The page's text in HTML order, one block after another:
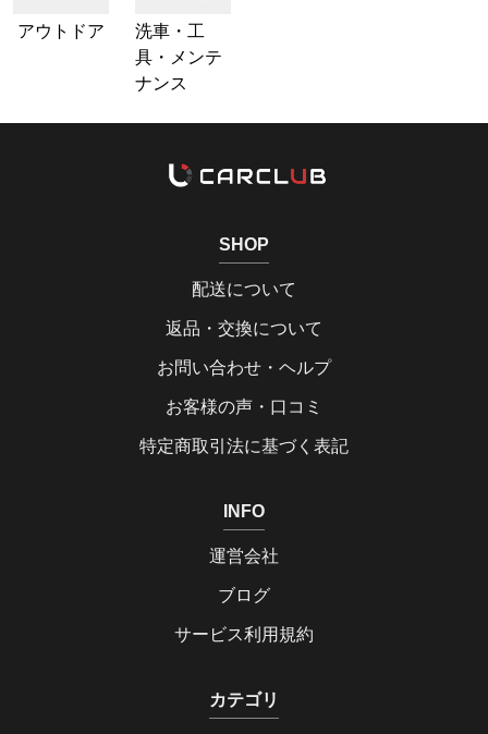
アウトドア
洗車・工
具・メンテ
ナンス
SHOP
配送について
返品・交換について
お問い合わせ・ヘルプ
お客様の声・口コミ
特定商取引法に基づく表記
INFO
運営会社
ブログ
サービス利用規約
カテゴリ